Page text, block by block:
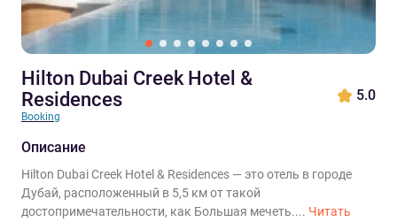
Hilton Dubai Creek Hotel &
Residences
Booking
5.0
Описание
Hilton Dubai Creek Hotel & Residences — это отель в городе
Дубай, расположенный в 5,5 км от такой
достопримечательности, как Большая мечеть.... Читать